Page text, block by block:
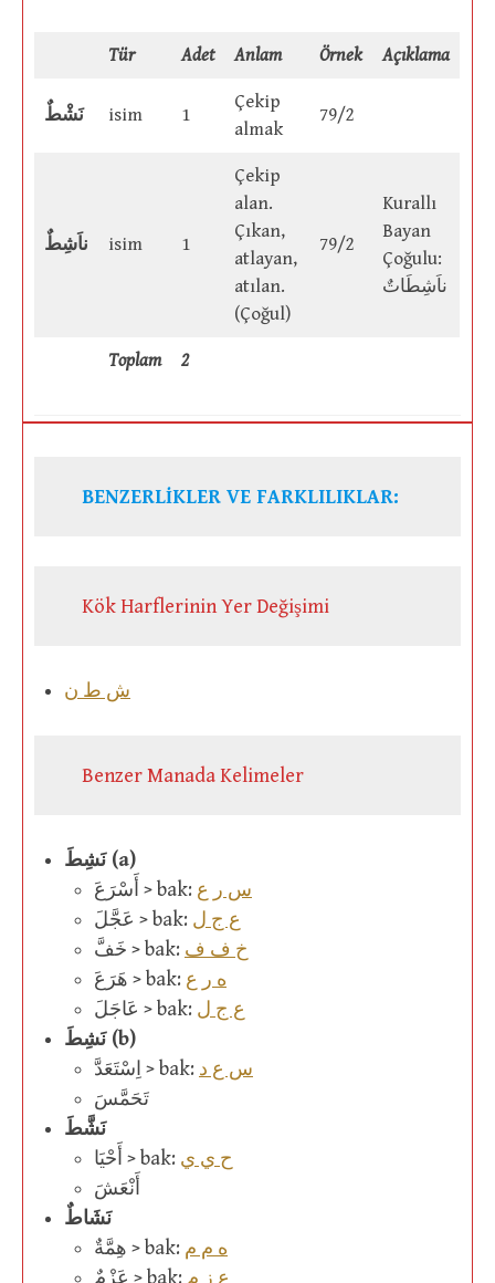
Tür Adet Anlam Örnek Açıklama
نَشْطٌ isim 1
Çekip
almak
79/2
ناَشِطٌ isim 1
Çekip
alan.
Çıkan,
atlayan,
atılan.
(Çoğul)
79/2
Kurallı
Bayan
Çoğulu:
ناَشِطَاتٌ
Toplam 2
BENZERLİKLER VE FARKLILIKLAR:
Kök Harflerinin Yer Değişimi
ش ط ن
Benzer Manada Kelimeler
نَشِطَ (a)
أَسْرَعَ > bak: س ر ع
عَجَّلَ > bak: ع ج ل
خَفَّ > bak: خ ف ف
هَرَعَ > bak: ه ر ع
عَاجَلَ > bak: ع ج ل
نَشِطَ (b)
اِسْتَعَدَّ > bak: س ع د
تَحَمَّسَ
نَشَّطَ
أَحْيَا > bak: ح ي ي
أَنْعَشَ
نَشَاطٌ
هِمَّةٌ > bak: ه م م
عَزْمٌ > bak: ع ز م